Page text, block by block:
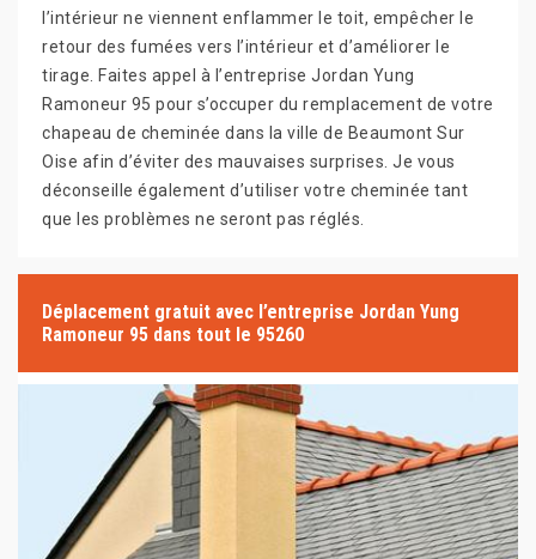
l’intérieur ne viennent enflammer le toit, empêcher le
retour des fumées vers l’intérieur et d’améliorer le
tirage. Faites appel à l’entreprise Jordan Yung
Ramoneur 95 pour s’occuper du remplacement de votre
chapeau de cheminée dans la ville de Beaumont Sur
Oise afin d’éviter des mauvaises surprises. Je vous
déconseille également d’utiliser votre cheminée tant
que les problèmes ne seront pas réglés.
Déplacement gratuit avec l’entreprise Jordan Yung
Ramoneur 95 dans tout le 95260